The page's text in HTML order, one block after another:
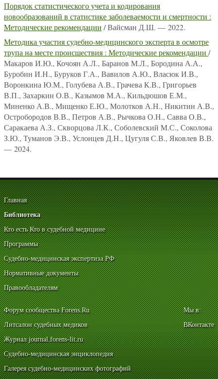
Порядок статистического учета и кодирования
новообразований в статистике заболеваемости и смертности :
Методические рекомендации / Вайсман Д.Ш. — 2022.
Методика участия судебно-медицинского эксперта в осмотре
трупа на месте происшествия : Методические рекомендации /
Макаров И.Ю., Кочоян А.Л., Баранов М.Л., Бородина А.А.,
Буробин И.Н., Буруков Г.А., Вавилов А.Ю., Власюк И.В.,
Воронкина Ю.М., Голубева А.В., Грачева К.В., Григорьев
В.П., Захаркин О.В., Казымов М.А., Кильдюшов Е.М.,
Миненко А.В., Мищенко Е.Ю., Молотков А.Н., Никитин А.В.,
Остробородов В.В., Петров А.В., Рычкова О.Н., Савва О.В.,
Саракаева А.З., Скворцова Л.К., Соболевский М.С., Соколова
З.Ю., Туманов Э.В., Услонцев Д.Н., Цугуля С.В., Яковлев В.В.
— 2024.
Главная
Библиотека
Кто есть Кто в судебной медицине
Программы
Судебно-медицинская экспертиза РФ
Нормативные документы
Правообладателям
Форум сообщества Forens.Ru
Литсалон судебных медиков
Журнал journal.forens-lit.ru
Судебно-медицинская энциклопедия
Галерея судебно-медицинских фотографий
Мы в:
ВКонтакте